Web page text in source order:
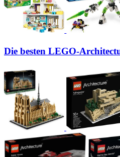
Die besten LEGO-